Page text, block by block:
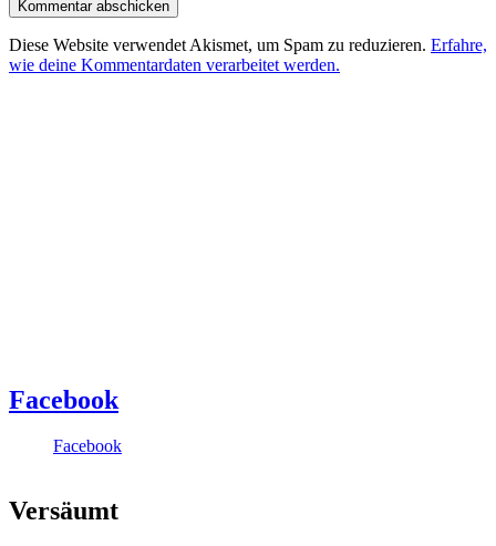
Diese Website verwendet Akismet, um Spam zu reduzieren. Erfahre,
wie deine Kommentardaten verarbeitet werden.
Facebook
Facebook
Versäumt